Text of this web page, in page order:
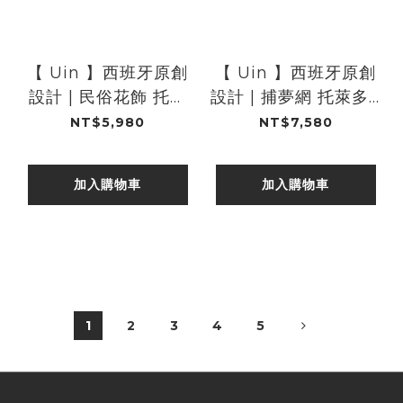
【 Uin 】西班牙原創
設計 | 民俗花飾 托萊
多10 女鞋 彩繪鞋 休閒
NT$5,980
加入購物車
【 Uin 】西班牙原創
設計 | 捕夢網 托萊多4
女鞋 彩繪鞋 休閒鞋 懶
NT$7,580
加入購物車
1 2 3 4 5